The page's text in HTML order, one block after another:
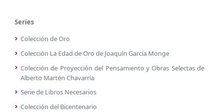
Series
Colección de Oro
Colección La Edad de Oro de Joaquín García Monge
Colección de Proyección del Pensamiento y Obras Selectas de
Alberto Martén Chavarría
Serie de Libros Necesarios
Colección del Bicentenario